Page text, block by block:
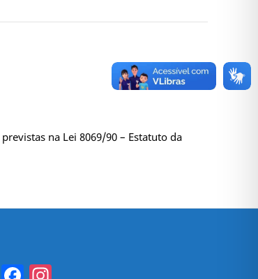
na Lei 8069/90 – Estatuto da